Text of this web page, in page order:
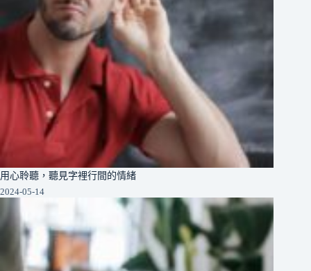
用心聆聽，聽見字裡行間的情緒
2024-05-14